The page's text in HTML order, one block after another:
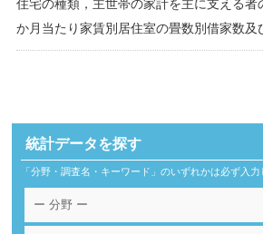
住宅の種類，主世帯の家計を主に支える者
か月当たり家賃別居住室の畳数別借家数及
統計データを探す
「分野・調査名・キーワード」のいずれかは必ず入